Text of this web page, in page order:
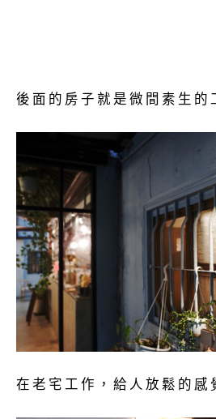
後面的房子就是微間素生的
在老宅工作，給人放鬆的感